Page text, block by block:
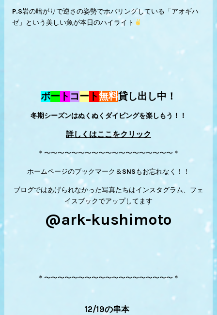
P.S岩の暗がりで逆さの姿勢でホバリングしている「アオギハ
ゼ」という美しい魚が本日のハイライト
ボー ト コー ト無料貸し出し中！
冬期シーズンはぬくぬくダイビングを楽しもう！！
詳しくはここをクリック
＊〜〜〜〜〜〜〜〜〜〜〜〜〜〜〜〜〜〜〜＊
ホームページのブックマーク＆SNSもお忘れなく！！
ブログではあげられなかった写真たちはインスタグラム、フェ
イスブックでアップしてます
@ark-kushimoto
＊〜〜〜〜〜〜〜〜〜〜〜〜〜〜〜〜〜〜〜＊
12/19の串本